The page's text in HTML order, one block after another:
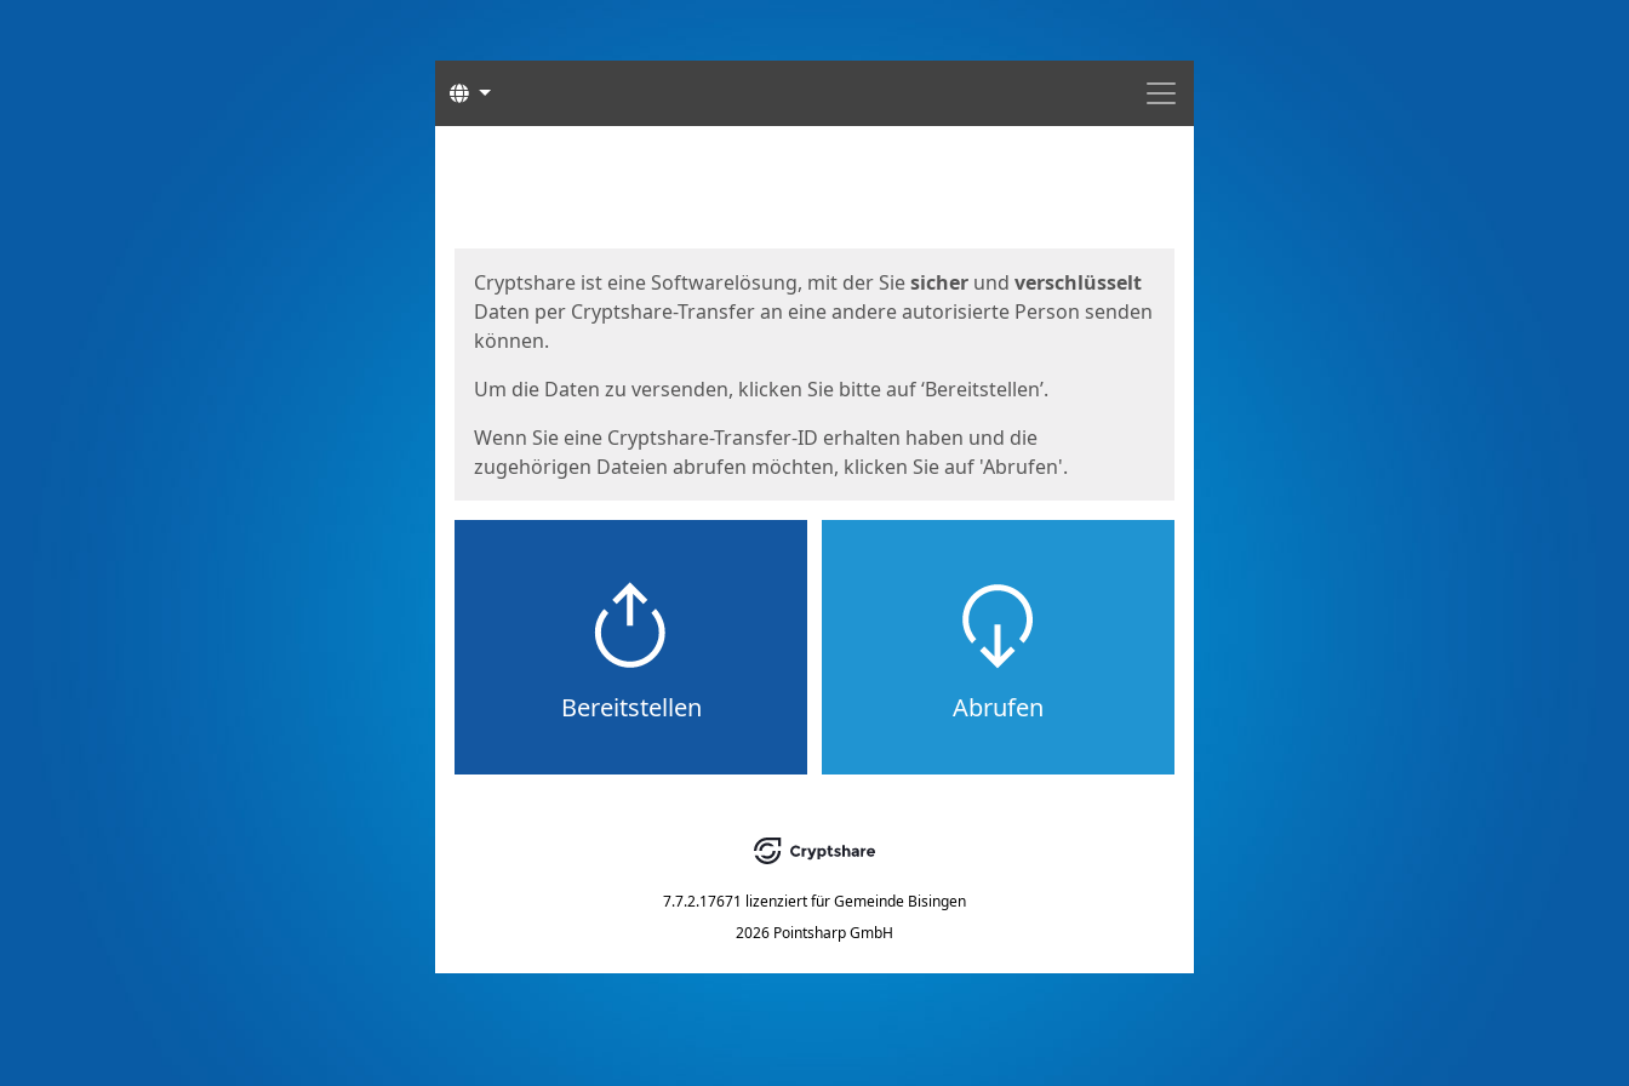
Menü
Sprachen
Cryptshare ist eine Softwarelösung, mit der Siesicher und verschlüsselt
Daten per Cryptshare-Transfer an eine andere autorisierte Person senden
können.
Um die Daten zu versenden, klicken Sie bitte auf ‘Bereitstellen’.
Wenn Sie eine Cryptshare-Transfer-ID erhalten haben und die
zugehörigen Dateien abrufen möchten, klicken Sie auf 'Abrufen'.
Bereitstellen Abrufen
7.7.2.17671 lizenziert fürGemeinde Bisingen
2026 Pointsharp GmbH